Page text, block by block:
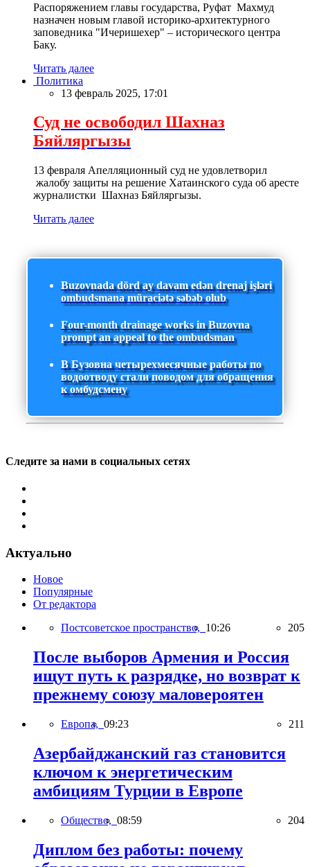
Распоряжением главы государства, Руфат Махмуд
назначен новым главой историко-архитектурного
заповедника "Ичеришехер" – исторического центра
Баку.
Читать далее
Политика
13 февраль 2025, 17:01
Суд не освободил Шахназ
Бяйляргызы
13 февраля Апелляционный суд не удовлетворил
жалобу защиты на решение Хатаинского суда об аресте
журналистки Шахназ Бяйляргызы.
Читать далее
Buzovnada dörd ay davam edən drenaj işləri
ombudsmana müraciətə səbəb olub
Four-month drainage works in Buzovna
prompt an appeal to the ombudsman
В Бузовна четырехмесячные работы по
водоотводу стали поводом для обращения
к омбудсмену
Следите за нами в социальных сетях
Актуально
Новое
Популярные
От редактора
Постсоветское пространство, 10:26 205
После выборов Армения и Россия
ищут путь к разрядке, но возврат к
прежнему союзу маловероятен
Европа, 09:23 211
Азербайджанский газ становится
ключом к энергетическим
амбициям Турции в Европе
Общество, 08:59 204
Диплом без работы: почему